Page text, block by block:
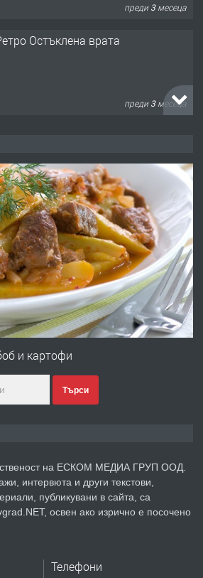
преди 3 месеца
Остъклена врата
преди 3 месеца
преди 10 месеца
броячна машина -
сертификат от ЕЦБ
преди 1 година
зеленчукорезачка
преди 2 години
Давам индивидуалани уроци по
и картофи
Търси
на ЕСКОМ МЕДИА ГРУП ООД.
интервюта и други текстови,
публикувани в сайта, са
освен ако изрично е посочено
Телефони